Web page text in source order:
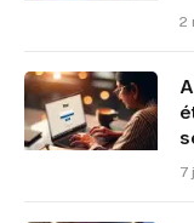
2
7